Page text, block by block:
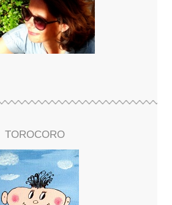
TOROCORO